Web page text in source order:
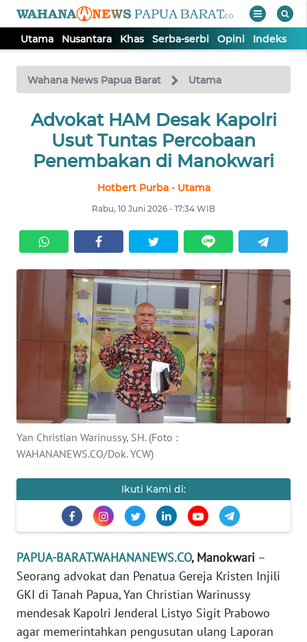
Utama Nusantara Khas Serba-serbi Opini Indeks
Wahana News Papua Barat Utama
Advokat HAM Desak Kapolri
Usut Tuntas Percobaan
Penembakan di Manokwari
Hotbert Purba - Utama
Rabu, 10 Juni 2026 - 17:34 WIB
Yan Christian Warinussy, SH. (Foto :
WAHANANEWS.CO/Dok. YCW)
Ikuti Kami di:
PAPUA-BARAT.WAHANANEWS.CO, Manokwari –
Seorang advokat dan Penatua Gereja Kristen Injili
GKI di Tanah Papua, Yan Christian Warinussy
mendesak Kapolri Jenderal Listyo Sigit Prabowo
agar memerintahkan pengusutan ulang Laporan
TV
Tutup
UTAMA
NUSANTARA
SERBA-
SERBI
OPINI
KAMI
INFO
PEDOMAN
MEDIA
SIBER
REDAKSI